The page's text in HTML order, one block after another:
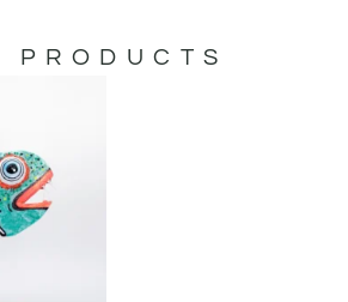
PRODUCTS